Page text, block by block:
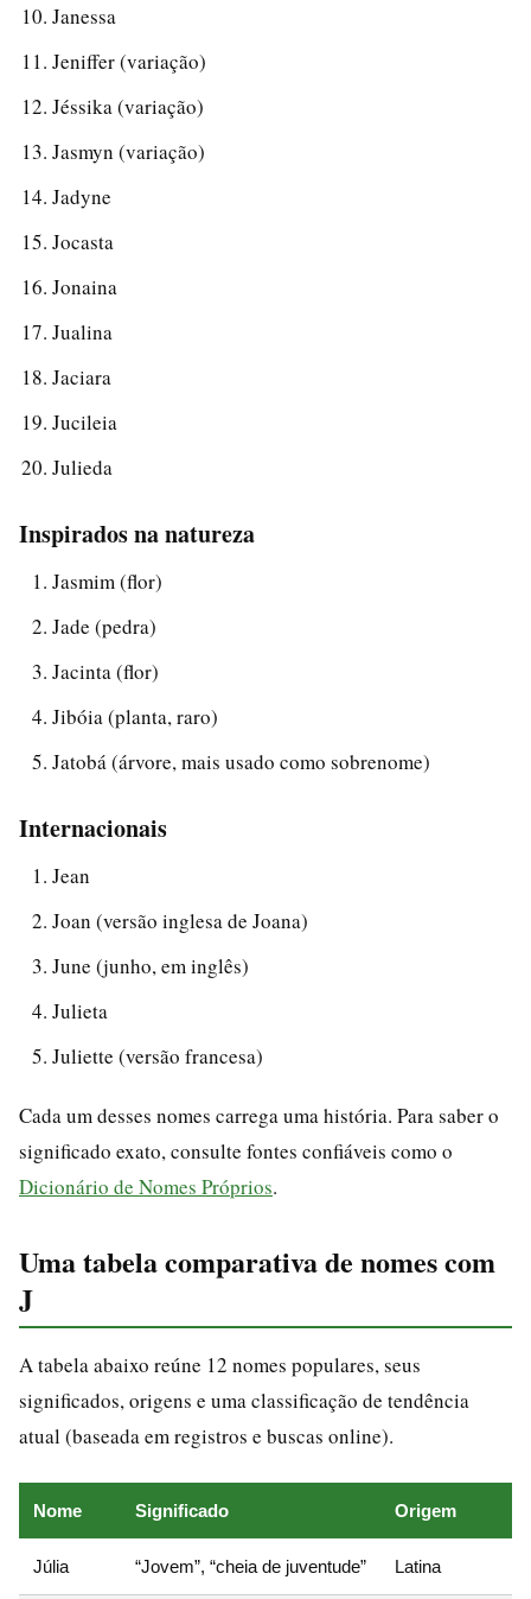
Janessa
Jeniffer (variação)
Jéssika (variação)
Jasmyn (variação)
Jadyne
Jocasta
Jonaina
Jualina
Jaciara
Jucileia
Julieda
Inspirados na natureza
Jasmim (flor)
Jade (pedra)
Jacinta (flor)
Jibóia (planta, raro)
Jatobá (árvore, mais usado como sobrenome)
Internacionais
Jean
Joan (versão inglesa de Joana)
June (junho, em inglês)
Julieta
Juliette (versão francesa)
Cada um desses nomes carrega uma história. Para saber o
significado exato, consulte fontes confiáveis como o
Dicionário de Nomes Próprios.
Uma tabela comparativa de nomes com
J
A tabela abaixo reúne 12 nomes populares, seus
significados, origens e uma classificação de tendência
atual (baseada em registros e buscas online).
Nome Significado Origem
Júlia “Jovem”, “cheia de juventude” Latina